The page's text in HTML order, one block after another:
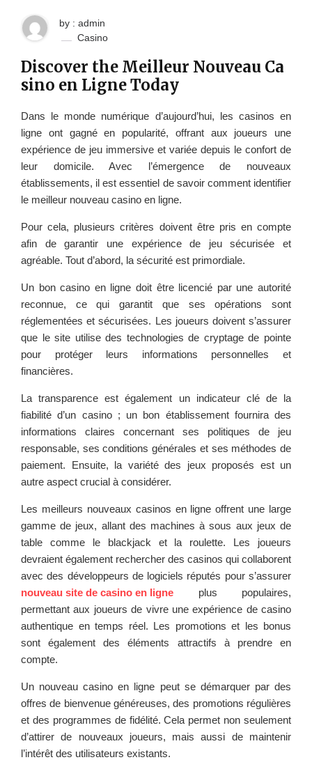
by : admin
Casino
Discover the Meilleur Nouveau Ca
sino en Ligne Today
Dans le monde numérique d’aujourd’hui, les casinos en
ligne ont gagné en popularité, offrant aux joueurs une
expérience de jeu immersive et variée depuis le confort de
leur domicile. Avec l’émergence de nouveaux
établissements, il est essentiel de savoir comment identifier
le meilleur nouveau casino en ligne.
Pour cela, plusieurs critères doivent être pris en compte
afin de garantir une expérience de jeu sécurisée et
agréable. Tout d’abord, la sécurité est primordiale.
Un bon casino en ligne doit être licencié par une autorité
reconnue, ce qui garantit que ses opérations sont
réglementées et sécurisées. Les joueurs doivent s’assurer
que le site utilise des technologies de cryptage de pointe
pour protéger leurs informations personnelles et
financières.
La transparence est également un indicateur clé de la
fiabilité d’un casino ; un bon établissement fournira des
informations claires concernant ses politiques de jeu
responsable, ses conditions générales et ses méthodes de
paiement. Ensuite, la variété des jeux proposés est un
autre aspect crucial à considérer.
Les meilleurs nouveaux casinos en ligne offrent une large
gamme de jeux, allant des machines à sous aux jeux de
table comme le blackjack et la roulette. Les joueurs
devraient également rechercher des casinos qui collaborent
avec des développeurs de logiciels réputés pour s’assurer
nouveau site de casino en ligne plus populaires,
permettant aux joueurs de vivre une expérience de casino
authentique en temps réel. Les promotions et les bonus
sont également des éléments attractifs à prendre en
compte.
Un nouveau casino en ligne peut se démarquer par des
offres de bienvenue généreuses, des promotions régulières
et des programmes de fidélité. Cela permet non seulement
d’attirer de nouveaux joueurs, mais aussi de maintenir
l’intérêt des utilisateurs existants.